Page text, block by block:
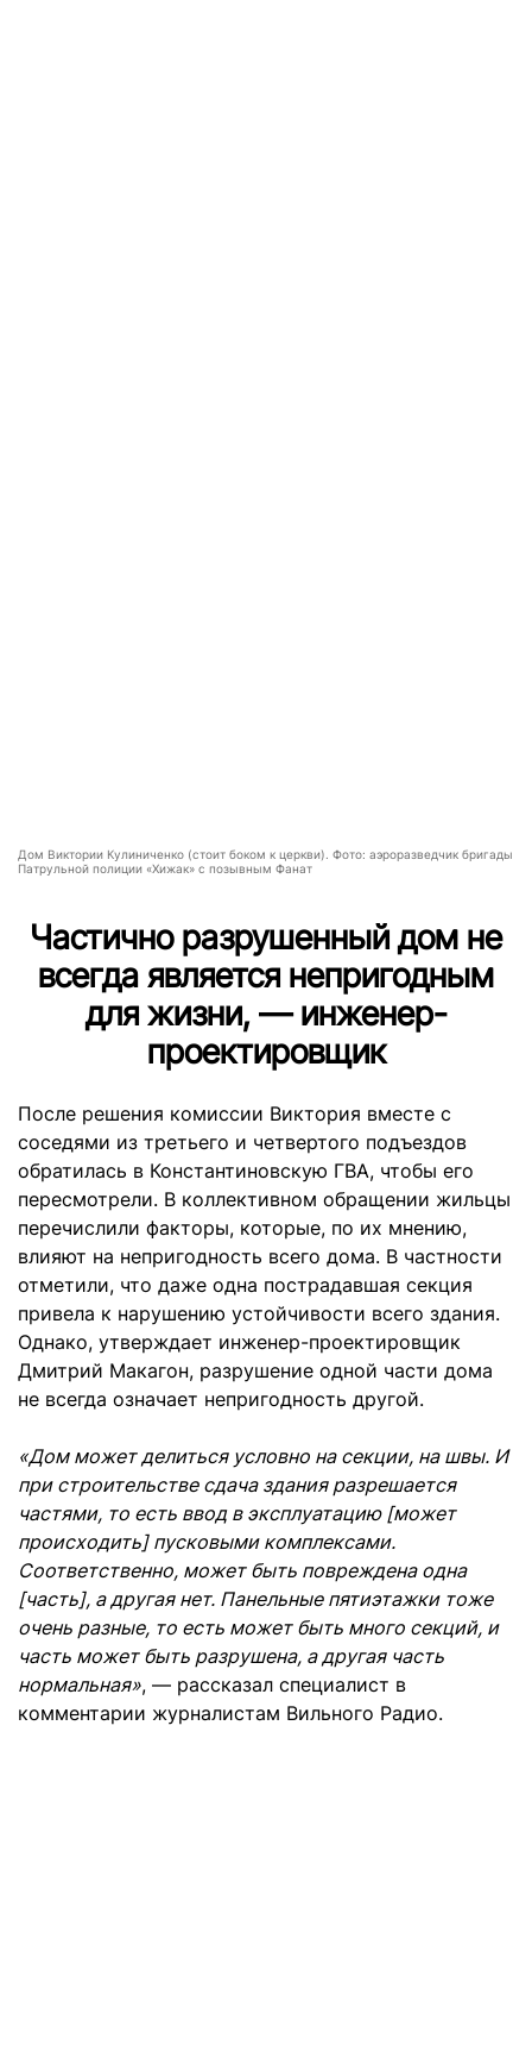
Дом Виктории Кулиниченко (стоит боком к церкви). Фото: аэроразведчик бригады
Патрульной полиции «Хижак» с позывным Фанат
Частично разрушенный дом не
всегда является непригодным
для жизни, — инженер-
проектировщик
После решения комиссии Виктория вместе с
соседями из третьего и четвертого подъездов
обратилась в Константиновскую ГВА, чтобы его
пересмотрели. В коллективном обращении жильцы
перечислили факторы, которые, по их мнению,
влияют на непригодность всего дома. В частности
отметили, что даже одна пострадавшая секция
привела к нарушению устойчивости всего здания.
Однако, утверждает инженер-проектировщик
Дмитрий Макагон, разрушение одной части дома
не всегда означает непригодность другой.
«Дом может делиться условно на секции, на швы. И
при строительстве сдача здания разрешается
частями, то есть ввод в эксплуатацию [может
происходить] пусковыми комплексами.
Соответственно, может быть повреждена одна
[часть], а другая нет. Панельные пятиэтажки тоже
очень разные, то есть может быть много секций, и
часть может быть разрушена, а другая часть
нормальная», — рассказал специалист в
комментарии журналистам Вильного Радио.